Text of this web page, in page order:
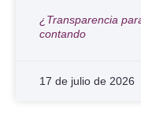
¿Transparencia
contando
17 de julio de 2026